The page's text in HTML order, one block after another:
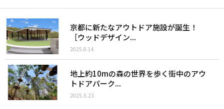
京都に新たなアウトドア施設が誕生！
［ウッドデザイン...
2025.8.14
地上約10mの森の世界を歩く街中のアウ
トドアパーク...
2025.5.23